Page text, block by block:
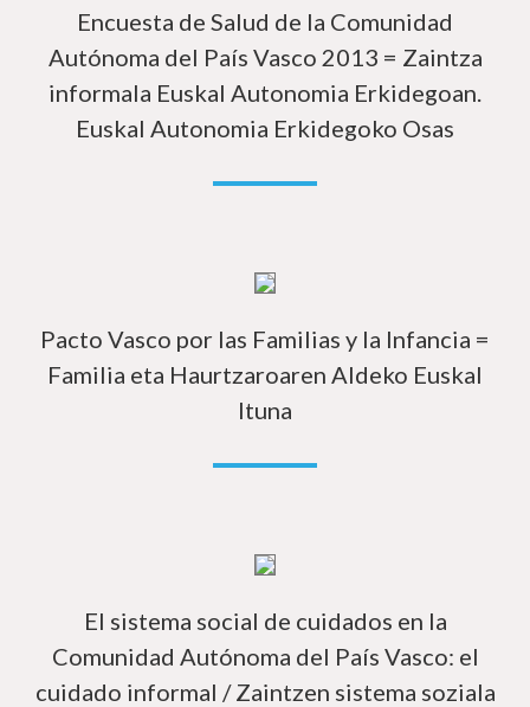
Encuesta de Salud de la Comunidad
Autónoma del País Vasco 2013 = Zaintza
informala Euskal Autonomia Erkidegoan.
Euskal Autonomia Erkidegoko Osas
Pacto Vasco por las Familias y la Infancia =
Familia eta Haurtzaroaren Aldeko Euskal
Ituna
El sistema social de cuidados en la
Comunidad Autónoma del País Vasco: el
cuidado informal / Zaintzen sistema soziala